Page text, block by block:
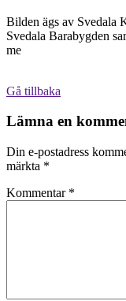
Bilden ägs av Svedala
Svedala Barabygden
me
Gå tillbaka
Lämna en
Din e-postadress
märkta *
Kommentar *